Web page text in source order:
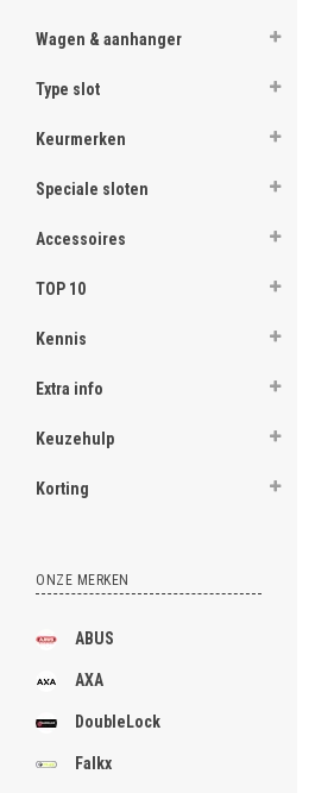
Wagen & aanhanger
Type slot
Keurmerken
Speciale sloten
Accessoires
TOP 10
Kennis
Extra info
Keuzehulp
Korting
ONZE MERKEN
ABUS
AXA
DoubleLock
Falkx